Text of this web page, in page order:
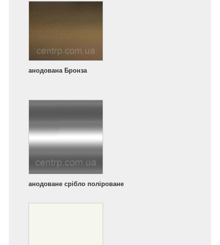
анодована Бронза
анодоване срібло поліроване